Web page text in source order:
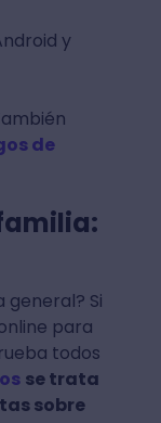
y
de
general? Si
para
todos
se trata
sobre